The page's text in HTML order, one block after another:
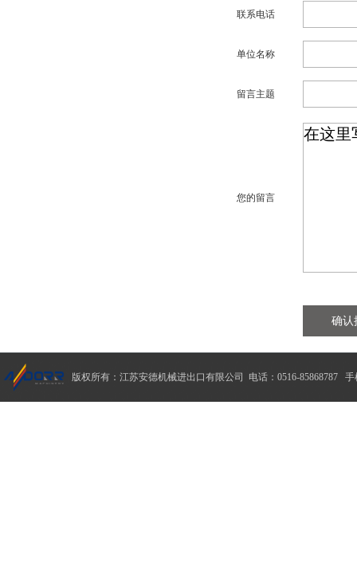
联系电话
单位名称
留言主题
您的留言
确认
版权所有：江苏安德机械进出口有限公司 电话：0516-85868787